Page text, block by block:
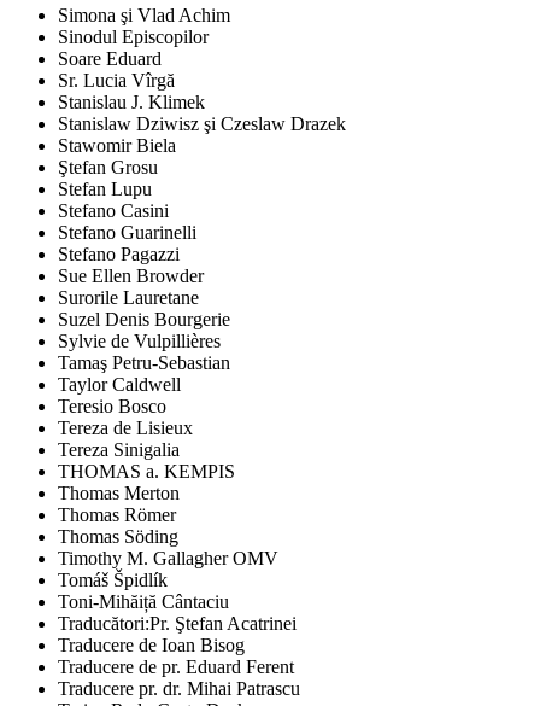
Simona şi Vlad Achim
Sinodul Episcopilor
Soare Eduard
Sr. Lucia Vîrgă
Stanislau J. Klimek
Stanislaw Dziwisz şi Czeslaw Drazek
Stawomir Biela
Ştefan Grosu
Stefan Lupu
Stefano Casini
Stefano Guarinelli
Stefano Pagazzi
Sue Ellen Browder
Surorile Lauretane
Suzel Denis Bourgerie
Sylvie de Vulpillières
Tamaş Petru-Sebastian
Taylor Caldwell
Teresio Bosco
Tereza de Lisieux
Tereza Sinigalia
THOMAS a. KEMPIS
Thomas Merton
Thomas Römer
Thomas Söding
Timothy M. Gallagher OMV
Tomáš Špidlík
Toni-Mihăiță Cântaciu
Traducători:Pr. Ştefan Acatrinei
Traducere de Ioan Bisog
Traducere de pr. Eduard Ferent
Traducere pr. dr. Mihai Patrascu